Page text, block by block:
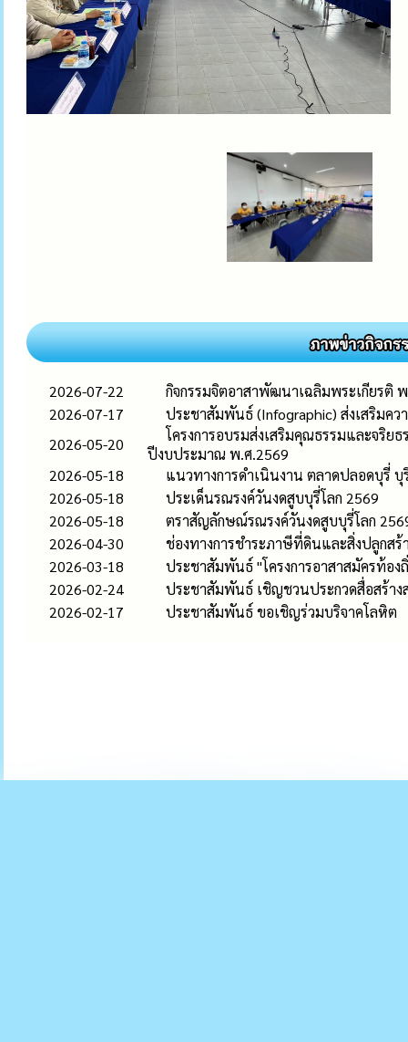
2026-07-22
กิจกรรมจิตอาสาพัฒนาเฉลิมพระเกียรติ
2026-07-17
ประชาสัมพันธ์ (Infographic) ส่งเสริมค
2026-05-20
โครงการอบรมส่งเสริมคุณธรรมและจริย
ปีงบประมาณ พ.ศ.2569
2026-05-18
แนวทางการดำเนินงาน ตลาดปลอดบุรี่
2026-05-18
ประเด็นรณรงค์วันงดสูบบุรี่โลก 2569
2026-05-18
ตราสัญลักษณ์รณรงค์วันงดสูบบุรี่โลก
2026-04-30
ช่องทางการชำระภาษีที่ดินและสิ่งปลูกสร้
2026-03-18
ประชาสัมพันธ์ "โครงการอาสาสมัครท้อง
2026-02-24
ประชาสัมพันธ์ เชิญชวนประกวดสื่อสร้า
2026-02-17
ประชาสัมพันธ์ ขอเชิญร่วมบริจาคโลหิต